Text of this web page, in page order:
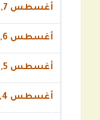
أغسطس 7, 2026
أغسطس 6, 2026
أغسطس 5, 2026
أغسطس 4, 2026